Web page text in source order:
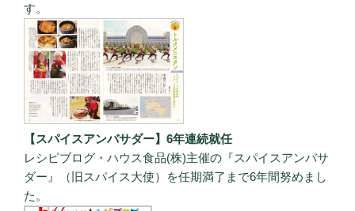
す。
【スパイスアンバサダー】6年連続就任
レシピブログ・ハウス食品(株)主催の『スパイスアンバサ
ダー』（旧スパイス大使）を任期満了まで6年間努めまし
た。